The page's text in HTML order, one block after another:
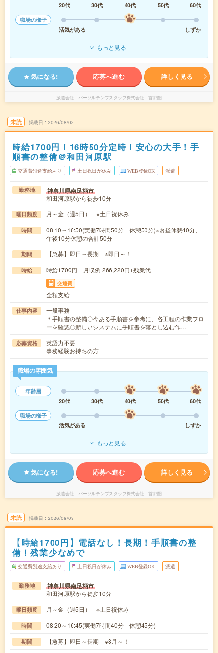
20代
30代 40代 50代
60代
職場の様子
活気がある
しずか
もっと見る
気になる! 応募へ進む 詳しく見る
派遣会社 パーソルテンプスタッフ株式会社 首都圏
未読 掲載日 2026/08/03
時給1700円！16時50分定時！安心の大手！手
順書の整備＠和田河原駅
交通費別途支給あり 土日祝日が休み WEB登録OK 派遣
勤務地 神奈川県南足柄市
和田河原駅から徒歩10分
曜日頻度 月～金（週5日） ※土日祝休み
時間
08:10～16:50(実働7時間50分 休憩50分)※お昼休憩40分、
午後10分休憩の合計50分
期間 【急募】即日～長期 ※即日～！
時給 時給1700円 月収例 266,220円+残業代
交通費
全額支給
仕事内容
一般事務
＊手順書の整備〇今ある手順書を参考に、各工程の作業フロ
ーを確認〇新しいシステムに手順書を落とし込む作…
応募資格
英語力不要
事務経験お持ちの方
職場の雰囲気
年齢層
20代
30代 40代 50代
60代
職場の様子
活気がある
しずか
もっと見る
気になる! 応募へ進む 詳しく見る
派遣会社 パーソルテンプスタッフ株式会社 首都圏
未読 掲載日 2026/08/03
【時給1700円】電話なし！長期！手順書の整
備！残業少なめで
交通費別途支給あり 土日祝日が休み WEB登録OK 派遣
勤務地 神奈川県南足柄市
和田河原駅から徒歩10分
曜日頻度 月～金（週5日） ※土日祝休み
時間 08:20～16:45(実働7時間40分 休憩45分)
期間 【急募】即日～長期 ※8月～！